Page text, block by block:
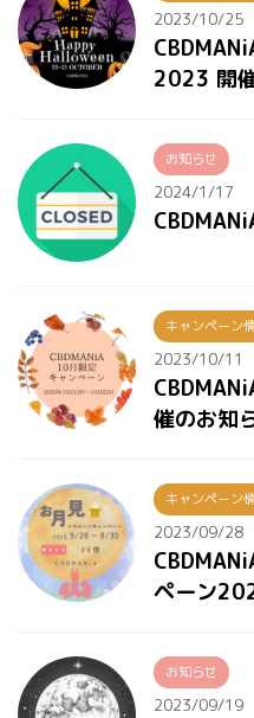
2023/10/25
2023 開
お知らせ
2024/1/17
キャンペーン
2023/10/11
催のお知
キャンペーン
2023/09/28
ペーン
お知らせ
2023/09/19